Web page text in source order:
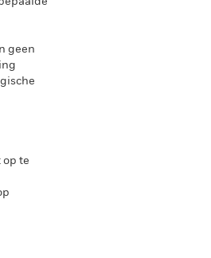
geen
op te